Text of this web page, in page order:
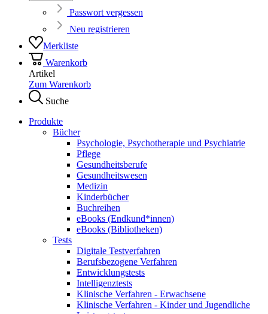
Passwort vergessen
Neu registrieren
Merkliste
Warenkorb
Artikel
Zum Warenkorb
Suche
Produkte
Bücher
Psychologie, Psychotherapie und Psychiatrie
Pflege
Gesundheitsberufe
Gesundheitswesen
Medizin
Kinderbücher
Buchreihen
eBooks (Endkund*innen)
eBooks (Bibliotheken)
Tests
Digitale Testverfahren
Berufsbezogene Verfahren
Entwicklungstests
Intelligenztests
Klinische Verfahren - Erwachsene
Klinische Verfahren - Kinder und Jugendliche